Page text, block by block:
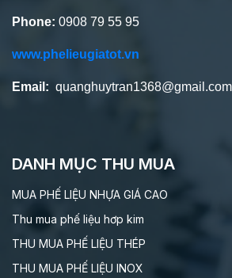
Phone: 0908 79 55 95
www.phelieugiatot.vn
Email: quanghuytran1368@gmail.com
DANH MỤC THU MUA
MUA PHẾ LIỆU NHỰA GIÁ CAO
Thu mua phế liệu hơp kim
THU MUA PHẾ LIỆU THÉP
THU MUA PHẾ LIỆU INOX